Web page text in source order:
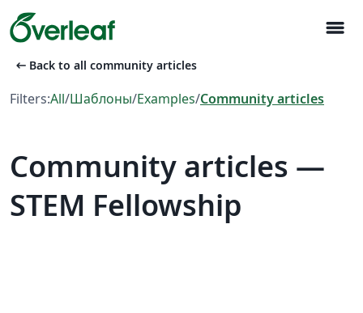
menu
arrow_left_alt Back to all community articles
Filters:All/Шаблоны/Examples/Community articles
Community articles —
STEM Fellowship